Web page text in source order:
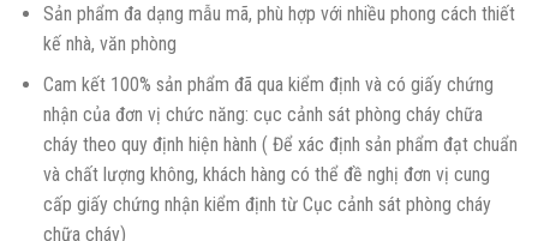
Sản phẩm đa dạng mẫu mã, phù hợp với nhiều phong cách thiết
kế nhà, văn phòng
Cam kết 100% sản phẩm đã qua kiểm định và có giấy chứng
nhận của đơn vị chức năng: cục cảnh sát phòng cháy chữa
cháy theo quy định hiện hành ( Để xác định sản phẩm đạt chuẩn
và chất lượng không, khách hàng có thể đề nghị đơn vị cung
cấp giấy chứng nhận kiểm định từ Cục cảnh sát phòng cháy
chữa cháy)